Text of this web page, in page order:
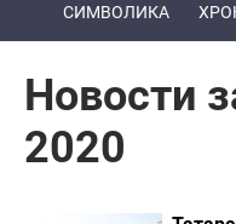
СИМВОЛИКА
Новости
2020